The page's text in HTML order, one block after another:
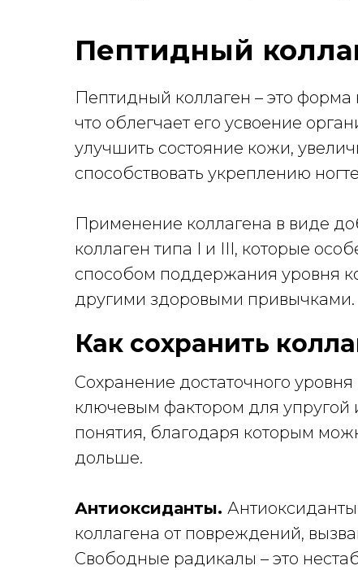
Пептидный
Пептидный коллаген – это
что облегчает его усвоение
улучшить состояние кожи,
способствовать укреплению
Применение коллагена в виде
коллаген типа I и III, которые
способом поддержания уровня
другими здоровыми привычками.
Как сохранить
Сохранение достаточного
ключевым фактором для
понятия, благодаря которым
дольше.
Антиоксиданты.
коллагена от повреждений,
Свободные радикалы – это